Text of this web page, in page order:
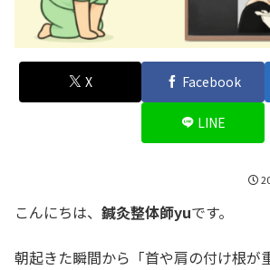
X Facebook
LINE
こんにちは、 鍼灸整体師yuです。
朝起きた瞬間から「首や肩の付け根が